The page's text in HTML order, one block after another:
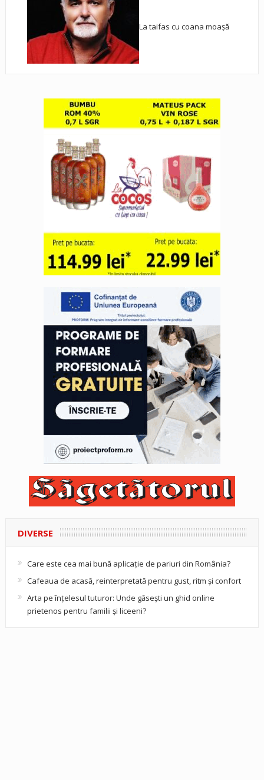
La taifas cu coana moașă
DIVERSE
Care este cea mai bună aplicație de pariuri din România?
Cafeaua de acasă, reinterpretată pentru gust, ritm și confort
Arta pe înțelesul tuturor: Unde găsești un ghid online
prietenos pentru familii și liceeni?